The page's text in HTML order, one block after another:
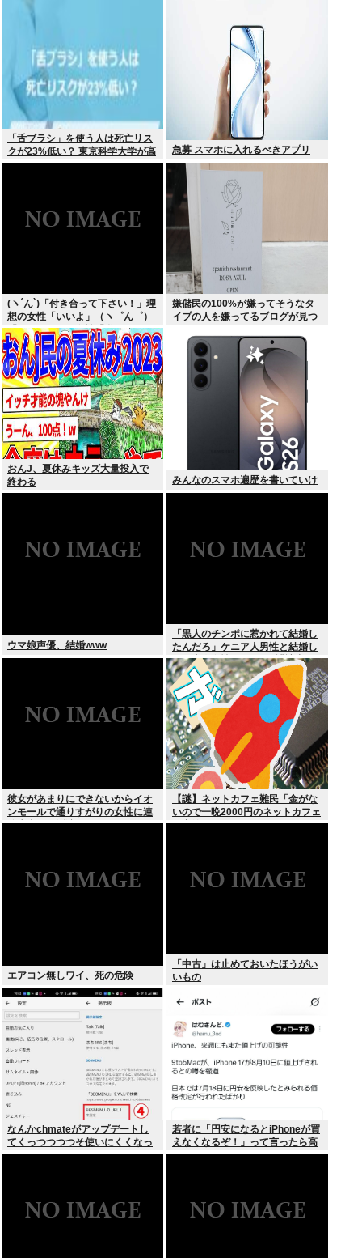
「舌ブラシ」を使う人は死亡リス
クが23%低い？ 東京科学大学が高
齢者9676人を6年追跡した研究を
急募 スマホに入れるべきアプリ
(ヽ´ん`)「付き合って下さい！」理
想の女性「いいよ」（ヽ゜ん゜）
「ほんと！？」女性「私のうんち
食べたらね」
嫌儲民の100%が嫌ってそうなタ
イプの人を嫌ってるブログが見つ
おんJ、夏休みキッズ大量投入で
終わる
みんなのスマホ遍歴を書いていけ
ウマ娘声優、結婚www
「黒人のチンポに惹かれて結婚し
たんだろ」ケニア人男性と結婚し
た日本人女性（31）に”誹謗中
傷”殺到
彼女があまりにできないからイオ
ンモールで通りすがりの女性に連
絡先書いた紙渡すよ
【謎】ネットカフェ難民「金がな
いので一晩2000円のネットカフェ
に寝泊まりしてます…」←これ
エアコン無しワイ、死の危険
「中古」は止めておいたほうがい
いもの
なんかchmateがアップデートし
てくっつつつつそ使いにくくなっ
たんだけど？作者馬鹿なの？死ぬ
若者に「円安になるとiPhoneが買
えなくなるぞ！」って言ったら高
市支持する奴減りそうだよな